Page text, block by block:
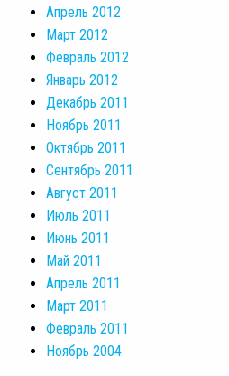
Апрель 2012
Март 2012
Февраль 2012
Январь 2012
Декабрь 2011
Ноябрь 2011
Октябрь 2011
Сентябрь 2011
Август 2011
Июль 2011
Июнь 2011
Май 2011
Апрель 2011
Март 2011
Февраль 2011
Ноябрь 2004